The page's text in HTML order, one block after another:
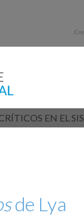
EN EL
de Lya